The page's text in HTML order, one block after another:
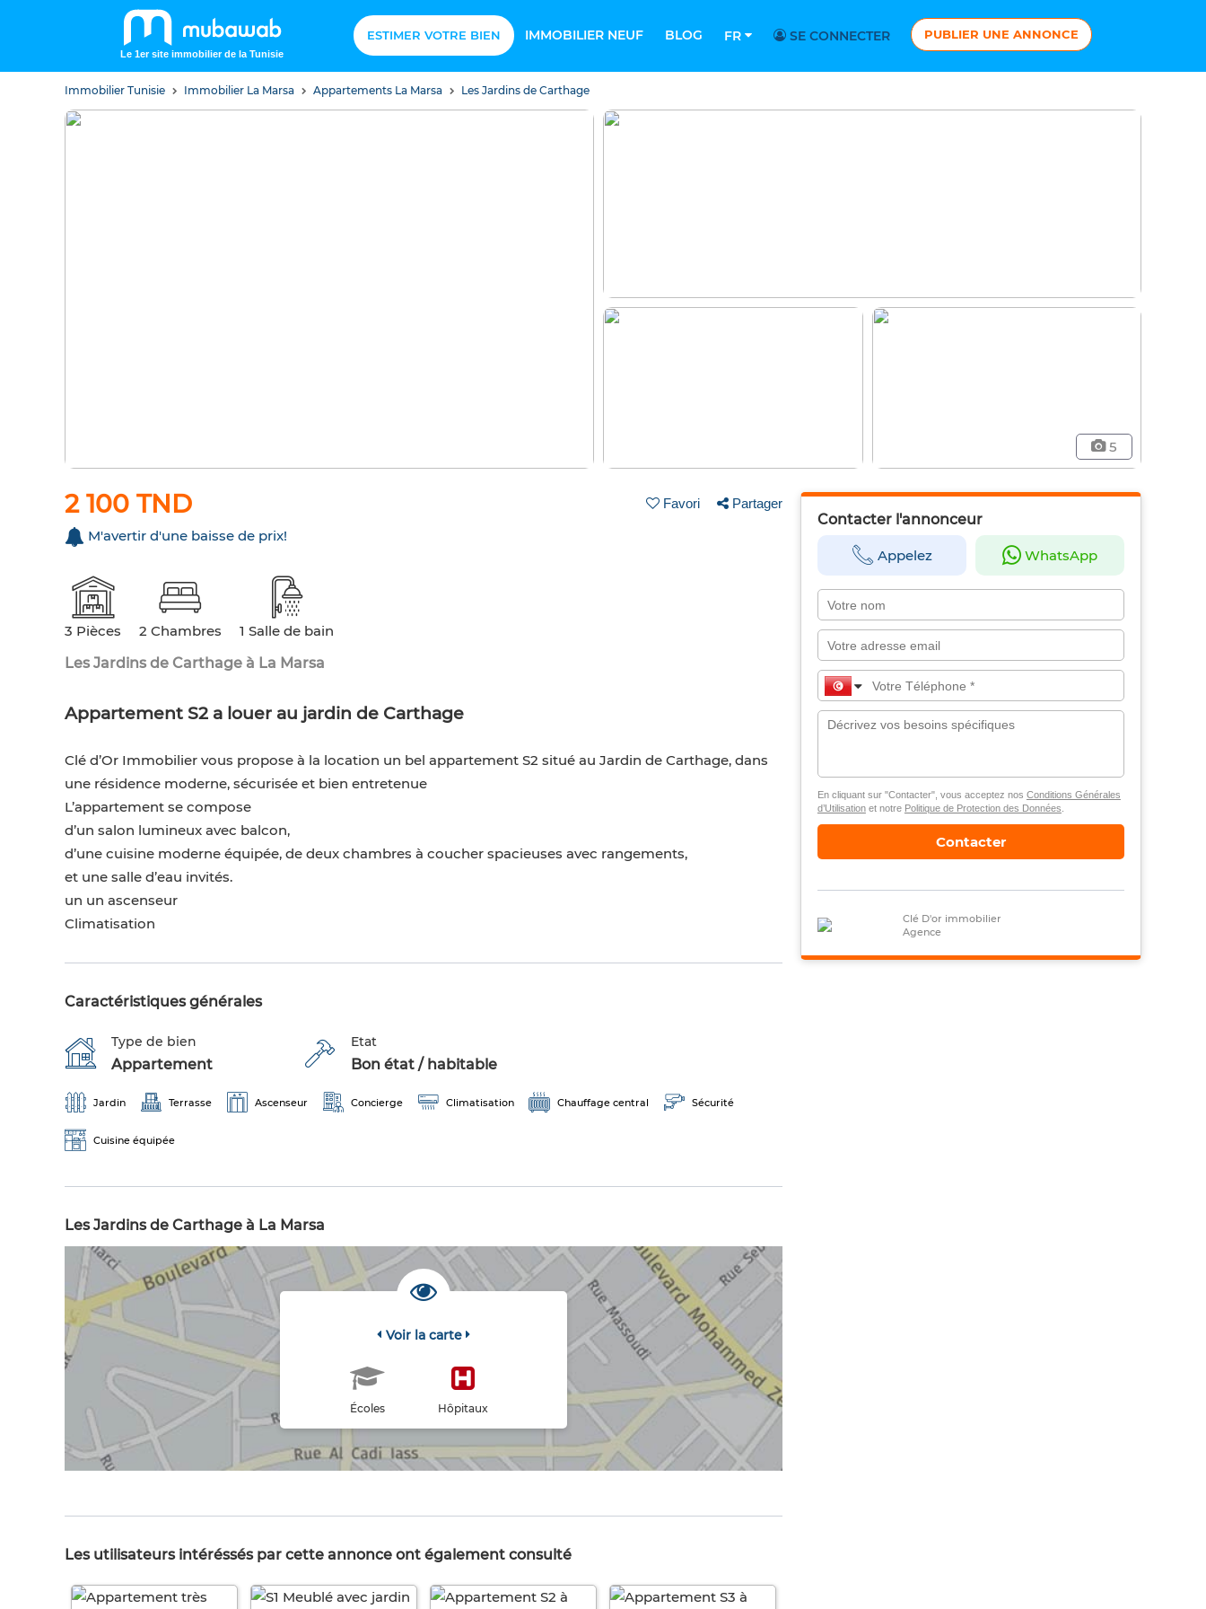
Le 1er site immobilier de la Tunisie
ESTIMER VOTRE BIEN IMMOBILIER NEUF BLOG FR SE CONNECTER PUBLIER UNE ANNONCE
Immobilier Tunisie Immobilier La Marsa Appartements La Marsa Les Jardins de Carthage
5
2 100 TND Favori Partager
M'avertir d'une baisse de prix!
3 Pièces 2 Chambres
1 Salle de bain
Les Jardins de Carthage à La Marsa
Appartement S2 a louer au jardin de Carthage
Clé d’Or Immobilier vous propose à la location un bel appartement S2 situé au Jardin de Carthage, dans
une résidence moderne, sécurisée et bien entretenue
L’appartement se compose
d’un salon lumineux avec balcon,
d’une cuisine moderne équipée, de deux chambres à coucher spacieuses avec rangements,
et une salle d’eau invités.
un un ascenseur
Climatisation
Caractéristiques générales
Type de bien
Appartement
Etat
Bon état / habitable
Jardin Terrasse Ascenseur Concierge Climatisation Chauffage central Sécurité
Cuisine équipée
Les Jardins de Carthage à La Marsa
Voir la carte
Écoles Hôpitaux
Les utilisateurs intéréssés par cette annonce ont également consulté
Contacter l'annonceur
Appelez WhatsApp
En cliquant sur "Contacter", vous acceptez nos Conditions Générales
d’Utilisationet notre Politique de Protection des Données
Contacter
Clé D'or immobilier
Agence